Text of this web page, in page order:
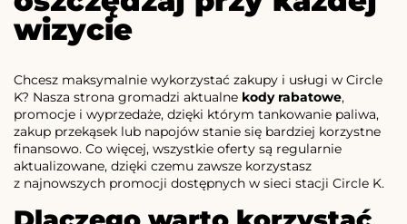
wizycie
Chcesz maksymalnie wykorzystać zakupy i usługi w Circle
K? Nasza strona gromadzi aktualne kody rabatowe,
promocje i wyprzedaże, dzięki którym tankowanie paliwa,
zakup przekąsek lub napojów stanie się bardziej korzystne
finansowo. Co więcej, wszystkie oferty są regularnie
aktualizowane, dzięki czemu zawsze korzystasz
z najnowszych promocji dostępnych w sieci stacji Circle K.